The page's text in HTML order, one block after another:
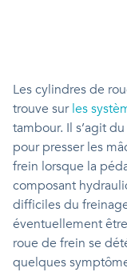
Les cylindres de
trouve surles
tambour. Il s’agit
pour presser les
frein lorsque la
composant
difficiles du
éventuellement
roue de frein se
quelques